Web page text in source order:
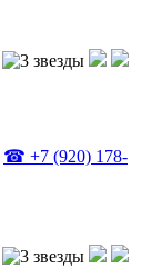
☎ +7 (920) 178-